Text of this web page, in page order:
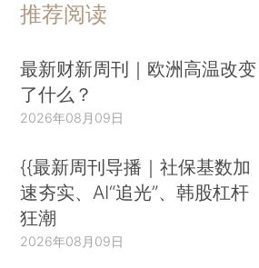
推荐阅读
最新财新周刊｜欧洲高温改变
了什么？
2026年08月09日
{{最新周刊导播｜社保基数加
速夯实、AI“追光”、韩股杠杆
狂潮
2026年08月09日